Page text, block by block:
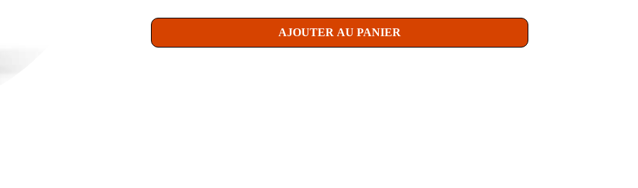
AJOUTER AU PANIER